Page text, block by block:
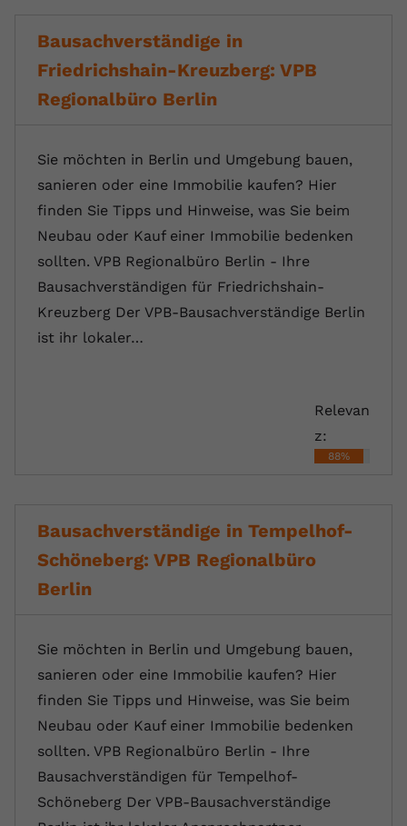
Bausachverständige in
Friedrichshain-Kreuzberg: VPB
Regionalbüro Berlin
Sie möchten in Berlin und Umgebung bauen,
sanieren oder eine Immobilie kaufen? Hier
finden Sie Tipps und Hinweise, was Sie beim
Neubau oder Kauf einer Immobilie bedenken
sollten. VPB Regionalbüro Berlin - Ihre
Bausachverständigen für Friedrichshain-
Kreuzberg Der VPB-Bausachverständige Berlin
ist ihr lokaler…
Relevan
z:
88%
Bausachverständige in Tempelhof-
Schöneberg: VPB Regionalbüro
Berlin
Sie möchten in Berlin und Umgebung bauen,
sanieren oder eine Immobilie kaufen? Hier
finden Sie Tipps und Hinweise, was Sie beim
Neubau oder Kauf einer Immobilie bedenken
sollten. VPB Regionalbüro Berlin - Ihre
Bausachverständigen für Tempelhof-
Schöneberg Der VPB-Bausachverständige